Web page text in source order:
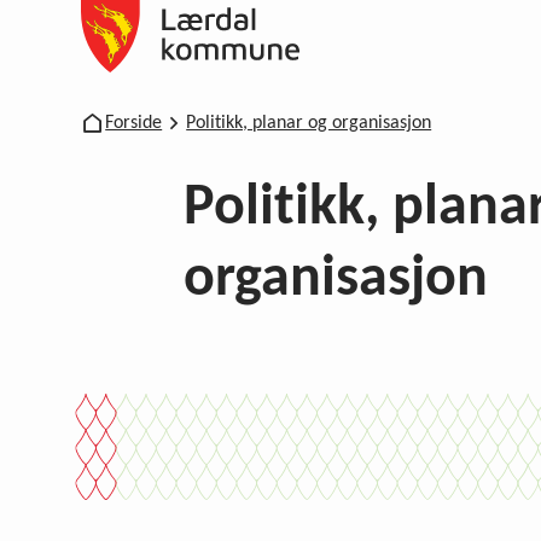
Du er her:
Forside Politikk, planar og organisasjon
Politikk,
organisasjon